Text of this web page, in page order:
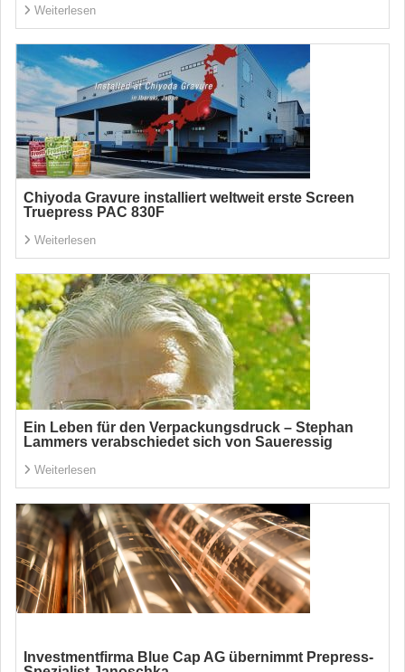
Weiterlesen
Chiyoda Gravure installiert weltweit erste Screen
Truepress PAC 830F
Weiterlesen
Ein Leben für den Verpackungsdruck – Stephan
Lammers verabschiedet sich von Saueressig
Weiterlesen
Investmentfirma Blue Cap AG übernimmt Prepress-